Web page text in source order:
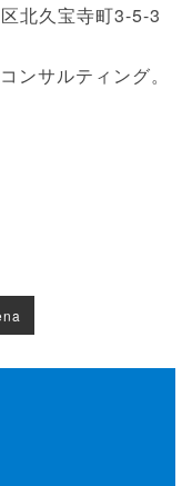
北久宝寺町3-5-3
ンサルティング。